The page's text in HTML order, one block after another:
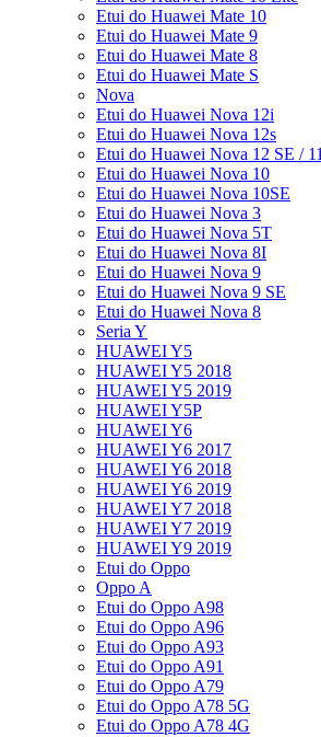
Etui do Huawei Mate 10
Etui do Huawei Mate 9
Etui do Huawei Mate 8
Etui do Huawei Mate S
Nova
Etui do Huawei Nova 12i
Etui do Huawei Nova 12s
Etui do Huawei Nova 12 SE /
Etui do Huawei Nova 10
Etui do Huawei Nova 10SE
Etui do Huawei Nova 3
Etui do Huawei Nova 5T
Etui do Huawei Nova 8I
Etui do Huawei Nova 9
Etui do Huawei Nova 9 SE
Etui do Huawei Nova 8
Seria Y
HUAWEI Y5
HUAWEI Y5 2018
HUAWEI Y5 2019
HUAWEI Y5P
HUAWEI Y6
HUAWEI Y6 2017
HUAWEI Y6 2018
HUAWEI Y6 2019
HUAWEI Y7 2018
HUAWEI Y7 2019
HUAWEI Y9 2019
Etui do Oppo
Oppo A
Etui do Oppo A98
Etui do Oppo A96
Etui do Oppo A93
Etui do Oppo A91
Etui do Oppo A79
Etui do Oppo A78 5G
Etui do Oppo A78 4G